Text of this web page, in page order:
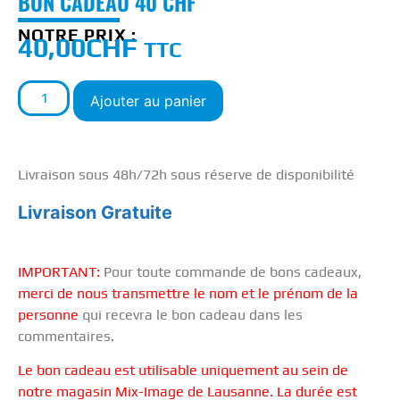
NOTRE PRIX :
40,00CHF TTC
Ajouter au panier
Livraison sous 48h/72h sous réserve de disponibilité
Livraison Gratuite
IMPORTANT: Pour toute commande de bons cadeaux,
merci de nous transmettre le nom et le prénom de la
personne qui recevra le bon cadeau dans les
commentaires.
Le bon cadeau est utilisable uniquement au sein de
notre magasin Mix-Image de Lausanne. La durée est